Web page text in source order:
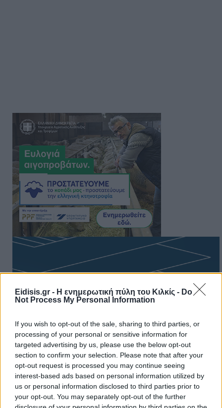
Eidisis.gr - Η ενημερωτική πύλη του Κιλκίς - Do
Not Process My Personal Information
If you wish to opt-out of the sale, sharing to third parties, or
processing of your personal or sensitive information for
targeted advertising by us, please use the below opt-out
section to confirm your selection. Please note that after your
opt-out request is processed you may continue seeing
interest-based ads based on personal information utilized by
us or personal information disclosed to third parties prior to
your opt-out. You may separately opt-out of the further